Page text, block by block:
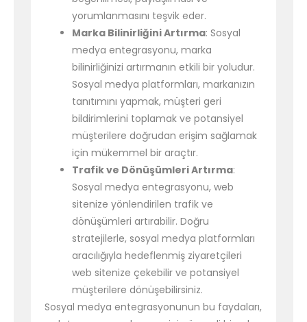
yorumlanmasını teşvik eder.
Marka Bilinirliğini Artırma: Sosyal
medya entegrasyonu, marka
bilinirliğinizi artırmanın etkili bir yoludur.
Sosyal medya platformları, markanızın
tanıtımını yapmak, müşteri geri
bildirimlerini toplamak ve potansiyel
müşterilere doğrudan erişim sağlamak
için mükemmel bir araçtır.
Trafik ve Dönüşümleri Artırma:
Sosyal medya entegrasyonu, web
sitenize yönlendirilen trafik ve
dönüşümleri artırabilir. Doğru
stratejilerle, sosyal medya platformları
aracılığıyla hedeflenmiş ziyaretçileri
web sitenize çekebilir ve potansiyel
müşterilere dönüşebilirsiniz.
Sosyal medya entegrasyonunun bu faydaları,